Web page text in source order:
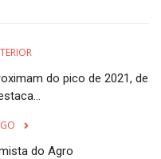
do pico de 2021, de
do Agro